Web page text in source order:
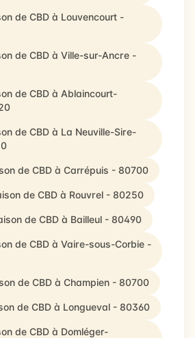
de CBD à Louvencourt -
de CBD à Ville-sur-Ancre -
de CBD à Ablaincourt-
de CBD à La Neuville-Sire-
de CBD à Carrépuis - 80700
de CBD à Rouvrel - 80250
de CBD à Bailleul - 80490
de CBD à Vaire-sous-Corbie -
de CBD à Champien - 80700
de CBD à Longueval - 80360
de CBD à Domléger-